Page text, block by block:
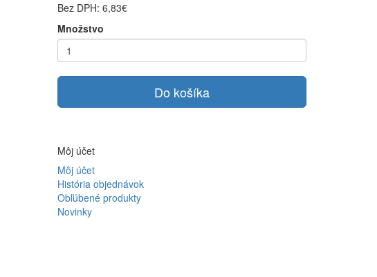
Bez DPH: 6,83€
Množstvo
Do košíka
Môj účet
Môj účet
História objednávok
Obľúbené produkty
Novinky